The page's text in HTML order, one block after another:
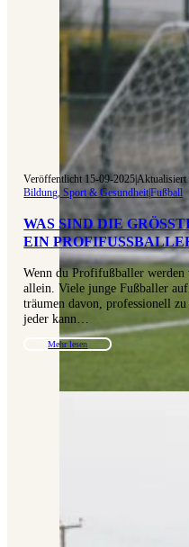
Veröffentlicht 15-09-2025|Aktualisiert
Bildung, Sport & Gesundheit|Fußball
WAS SIND DIE
IN PROFIFUSSBALLER
Wenn du Profifußballer
allein. Viele junge Fußballer
träumen davon, professionell
jeder kann…
Mehr lesen